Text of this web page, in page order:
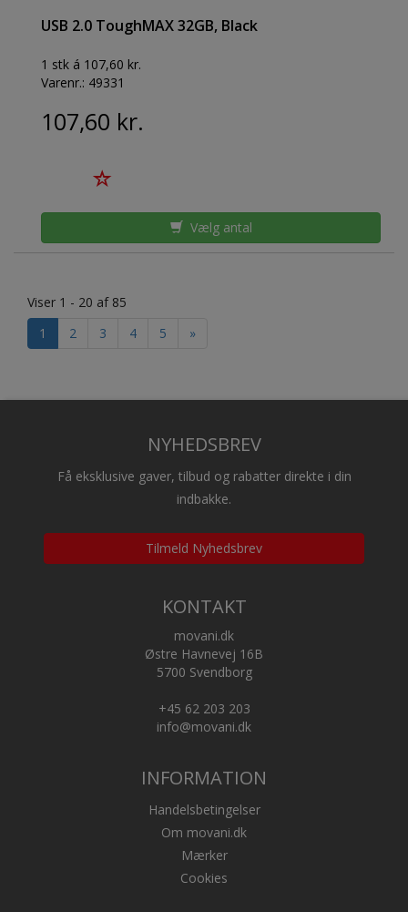
USB 2.0 ToughMAX 32GB, Black
1 stk á 107,60 kr.
Varenr.: 49331
107,60 kr.
Vælg antal
Viser 1 - 20 af 85
1
2 3 4 5 »
NYHEDSBREV
Få eksklusive gaver, tilbud og rabatter direkte i din
indbakke.
Tilmeld Nyhedsbrev
KONTAKT
movani.dk
Østre Havnevej 16B
5700 Svendborg
+45 62 203 203
info@movani.dk
INFORMATION
Handelsbetingelser
Om movani.dk
Mærker
Cookies